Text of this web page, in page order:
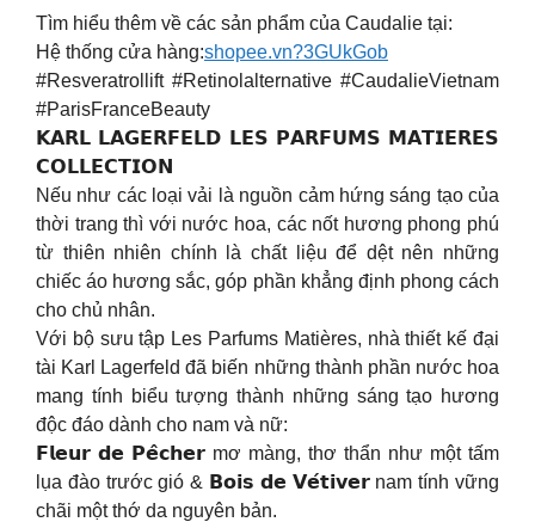
Tìm hiểu thêm về các sản phẩm của Caudalie tại:
Hệ thống cửa hàng:shopee.vn?3GUkGob
#Resveratrollift #Retinolalternative #CaudalieVietnam
#ParisFranceBeauty
𝗞𝗔𝗥𝗟 𝗟𝗔𝗚𝗘𝗥𝗙𝗘𝗟𝗗 𝗟𝗘𝗦 𝗣𝗔𝗥𝗙𝗨𝗠𝗦 𝗠𝗔𝗧𝗜𝗘𝗥𝗘𝗦
𝗖𝗢𝗟𝗟𝗘𝗖𝗧𝗜𝗢𝗡
Nếu như các loại vải là nguồn cảm hứng sáng tạo của
thời trang thì với nước hoa, các nốt hương phong phú
từ thiên nhiên chính là chất liệu để dệt nên những
chiếc áo hương sắc, góp phần khẳng định phong cách
cho chủ nhân.
Với bộ sưu tập Les Parfums Matières, nhà thiết kế đại
tài Karl Lagerfeld đã biến những thành phần nước hoa
mang tính biểu tượng thành những sáng tạo hương
độc đáo dành cho nam và nữ:
𝗙𝗹𝗲𝘂𝗿 𝗱𝗲 𝗣𝗲̂𝗰𝗵𝗲𝗿 mơ màng, thơ thẩn như một tấm
lụa đào trước gió & 𝗕𝗼𝗶𝘀 𝗱𝗲 𝗩𝗲́𝘁𝗶𝘃𝗲𝗿 nam tính vững
chãi một thớ da nguyên bản.